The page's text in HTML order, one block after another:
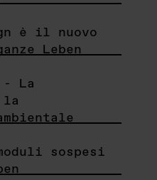
è il nuovo
Leben
- La
sospesi